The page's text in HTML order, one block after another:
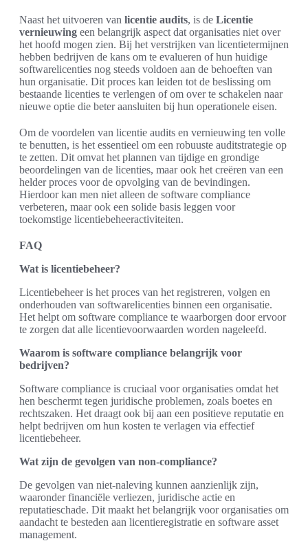
Naast het uitvoeren van licentie audits, is de Licentie
vernieuwing een belangrijk aspect dat organisaties niet over
het hoofd mogen zien. Bij het verstrijken van licentietermijnen
hebben bedrijven de kans om te evalueren of hun huidige
softwarelicenties nog steeds voldoen aan de behoeften van
hun organisatie. Dit proces kan leiden tot de beslissing om
bestaande licenties te verlengen of om over te schakelen naar
nieuwe optie die beter aansluiten bij hun operationele eisen.
Om de voordelen van licentie audits en vernieuwing ten volle
te benutten, is het essentieel om een robuuste auditstrategie op
te zetten. Dit omvat het plannen van tijdige en grondige
beoordelingen van de licenties, maar ook het creëren van een
helder proces voor de opvolging van de bevindingen.
Hierdoor kan men niet alleen de software compliance
verbeteren, maar ook een solide basis leggen voor
toekomstige licentiebeheeractiviteiten.
FAQ
Wat is licentiebeheer?
Licentiebeheer is het proces van het registreren, volgen en
onderhouden van softwarelicenties binnen een organisatie.
Het helpt om software compliance te waarborgen door ervoor
te zorgen dat alle licentievoorwaarden worden nageleefd.
Waarom is software compliance belangrijk voor
bedrijven?
Software compliance is cruciaal voor organisaties omdat het
hen beschermt tegen juridische problemen, zoals boetes en
rechtszaken. Het draagt ook bij aan een positieve reputatie en
helpt bedrijven om hun kosten te verlagen via effectief
licentiebeheer.
Wat zijn de gevolgen van non-compliance?
De gevolgen van niet-naleving kunnen aanzienlijk zijn,
waaronder financiële verliezen, juridische actie en
reputatieschade. Dit maakt het belangrijk voor organisaties om
aandacht te besteden aan licentieregistratie en software asset
management.